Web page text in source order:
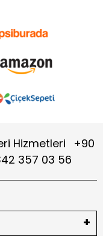
Hizmetleri
+90
357 03 56